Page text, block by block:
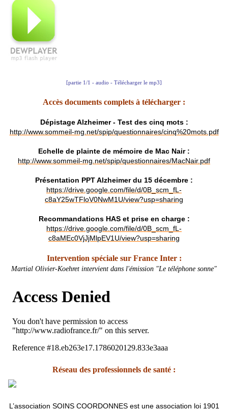
[partie 1/1 - audio - Télécharger le mp3]
Accès documents complets à télécharger :
Dépistage Alzheimer - Test des cinq mots :
http://www.sommeil-mg.net/spip/questionnaires/cinq%20mots.pdf
Echelle de plainte de mémoire de Mac Nair :
http://www.sommeil-mg.net/spip/questionnaires/MacNair.pdf
Présentation PPT Alzheimer du 15 décembre :
https://drive.google.com/file/d/0B_scm_fL-
c8aY25wTFloV0NwM1U/view?usp=sharing
Recommandations HAS et prise en charge :
https://drive.google.com/file/d/0B_scm_fL-
c8aMEc0VjJjMlpEV1U/view?usp=sharing
Intervention spéciale sur France Inter :
Martial Olivier-Koehret intervient dans l'émission "Le téléphone sonne"
Réseau des professionnels de santé :
L’association SOINS COORDONNES est une association loi 1901